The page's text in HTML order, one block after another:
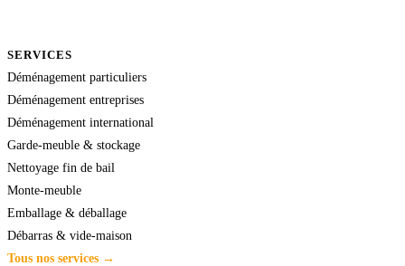
SERVICES
Déménagement particuliers
Déménagement entreprises
Déménagement international
Garde-meuble & stockage
Nettoyage fin de bail
Monte-meuble
Emballage & déballage
Débarras & vide-maison
Tous nos services →